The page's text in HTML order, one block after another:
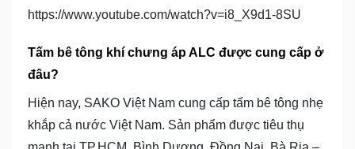
https://www.youtube.com/watch?v=i8_X9d1-8SU
Tấm bê tông khí chưng áp ALC được cung cấp ở
đâu?
Hiện nay, SAKO Việt Nam cung cấp tấm bê tông nhẹ
khắp cả nước Việt Nam. Sản phẩm được tiêu thụ